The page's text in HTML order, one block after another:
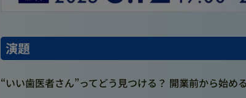
演題
“いい歯医者さん”ってどう見つける？ 開業前から始め